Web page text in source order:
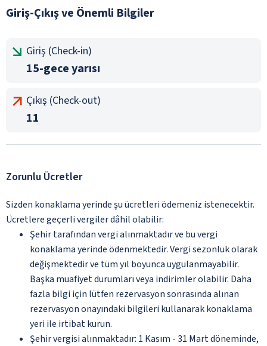
Giriş-Çıkış ve Önemli Bilgiler
Giriş (Check-in)
15-gece yarısı
Çıkış (Check-out)
11
Zorunlu Ücretler
Sizden konaklama yerinde şu ücretleri ödemeniz istenecektir.
Ücretlere geçerli vergiler dâhil olabilir:
Şehir tarafından vergi alınmaktadır ve bu vergi
konaklama yerinde ödenmektedir. Vergi sezonluk olarak
değişmektedir ve tüm yıl boyunca uygulanmayabilir.
Başka muafiyet durumları veya indirimler olabilir. Daha
fazla bilgi için lütfen rezervasyon sonrasında alınan
rezervasyon onayındaki bilgileri kullanarak konaklama
yeri ile irtibat kurun.
Şehir vergisi alınmaktadır: 1 Kasım - 31 Mart döneminde,